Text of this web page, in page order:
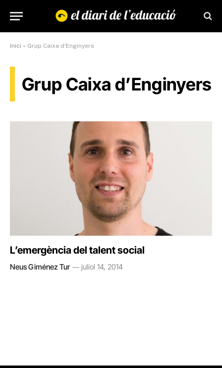
Inici » Grup Caixa d'Enginyers
Grup Caixa d’Enginyers
L’emergència del talent social
Neus Giménez Tur juliol 14, 2014